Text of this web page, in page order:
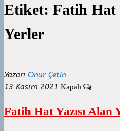
Etiket: Fatih Hat
Yerler
Yazarı Onur Çetin
13 Kasım 2021 Kapalı
Fatih Hat Yazısı Alan